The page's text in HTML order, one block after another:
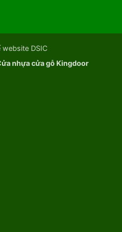
website DSIC
nhựa cửa gỗ Kingdoor